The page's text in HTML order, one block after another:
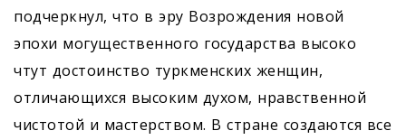
подчеркнул, что в эру Возрождения новой
эпохи могущественного государства высоко
чтут достоинство туркменских женщин,
отличающихся высоким духом, нравственной
чистотой и мастерством. В стране создаются все